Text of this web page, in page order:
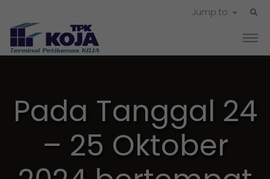
Jump to
Pada Tanggal 24
– 25 Oktober